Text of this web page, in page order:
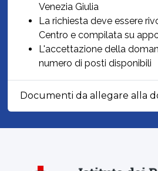
Venezia Giulia
La richiesta deve essere
Centro e compilata su
L'accettazione della
numero di posti disponibili
Documenti da allegare alla